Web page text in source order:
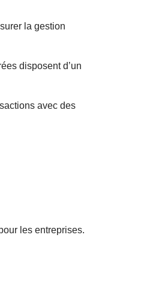
la gestion
disposent d’un
avec des
les entreprises.